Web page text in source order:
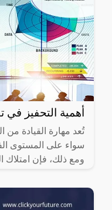
أهمية التحفيز في
تُعد مهارة القيادة من
سواء على المستوى
ومع ذلك، فإن امتلاك